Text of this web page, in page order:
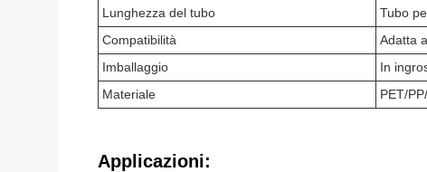
Lunghezza del tubo
Tubo
Compatibilità
Adatta
Imballaggio
In
Materiale
PET/
Applicazioni: